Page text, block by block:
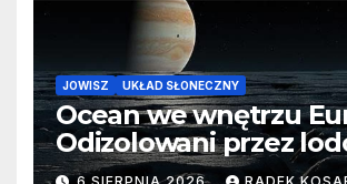
JOWISZ UKŁAD SŁONECZNY
Ocean we wnętrzu
Odizolowani przez
barierę